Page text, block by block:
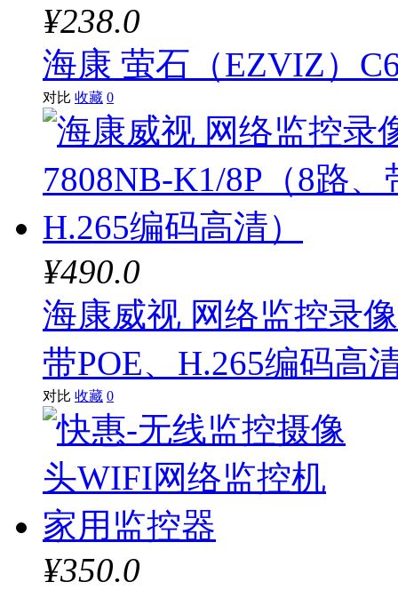
¥238.0
海康 萤石（EZVIZ）
对比 收藏 0
¥490.0
海康威视 网络监控录
带POE、H.265编码高
对比 收藏 0
¥350.0